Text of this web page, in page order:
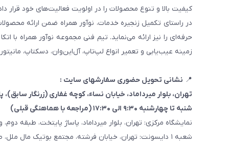
کیفیت بالا و تنوع محصولات را در اولویت فعالیت‌های خود قرار
در راستای تکمیل زنجیره خدمات، نوآور همراه ضمن ارائه
حرفه‌ای را نیز ارائه می‌نماید. تیم فنی مجموعه نوآور همراه
زمینه عیب‌یابی و تعمیر انواع لپ‌تاپ، آل‌این‌وان، دسکتاپ،
📍 نشانی تحویل حضوری سفارشهای سایت :
تهران، بلوار میرداماد، خیابان نساء، کوچه غفاری (زرنگار سابق)،
شنبه تا چهارشنبه ۹:۳۰ الی ۱۷:۳۰ (مراجعه با هماهنگی قبلی)
نمایشگاه مرکزی: تهران، بلوار میرداماد، پاساژ پایتخت، طبقه دوم،
شعبه ۱ دایسونت: تهران، خیابان فرشته، مجتمع بوتیک مال ملل، طبقه همکف، واحد ۷